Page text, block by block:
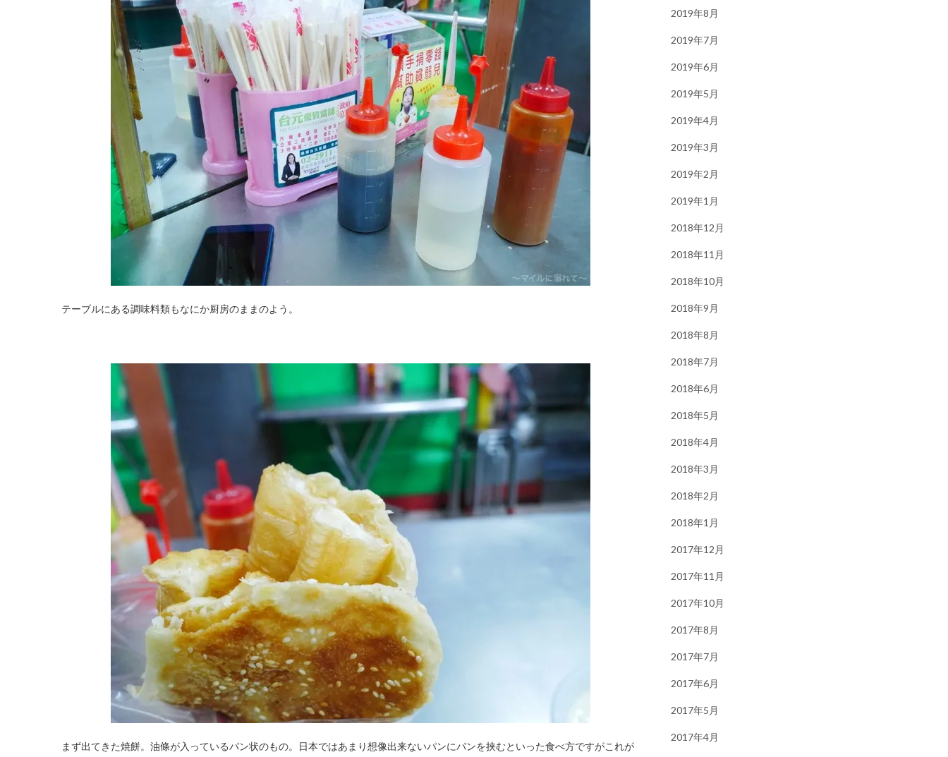
テーブルにある調味料類もなにか厨房のままのよう。
まず出てきた焼餅。油條が入っているパン状のもの。日本ではあまり想像出来ないパンにパンを挟むといった食べ方ですがこれが
2019年8月
2019年7月
2019年6月
2019年5月
2019年4月
2019年3月
2019年2月
2019年1月
2018年12月
2018年11月
2018年10月
2018年9月
2018年8月
2018年7月
2018年6月
2018年5月
2018年4月
2018年3月
2018年2月
2018年1月
2017年12月
2017年11月
2017年10月
2017年8月
2017年7月
2017年6月
2017年5月
2017年4月